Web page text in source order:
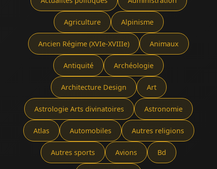
Agriculture Alpinisme
Ancien Régime (XVIe-XVIIIe) Animaux
Antiquité Archéologie
Architecture Design Art
Astrologie Arts divinatoires Astronomie
Atlas Automobiles Autres religions
Autres sports Avions Bd